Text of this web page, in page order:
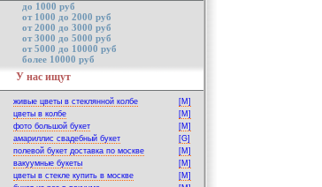
до 1000 руб
от 1000 до 2000 руб
от 2000 до 3000 руб
от 3000 до 5000 руб
от 5000 до 10000 руб
более 10000 руб
У нас ищут
живые цветы в стеклянной колбе
[M]
цветы в колбе
[M]
фото большой букет
[M]
амариллис свадебный букет
[G]
полевой букет доставка по москве
[M]
вакуумные букеты
[M]
цветы в стекле купить в москве
[M]